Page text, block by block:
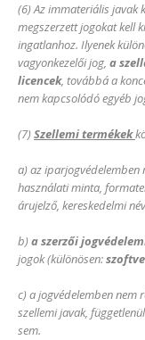
(6) Az immateriális javak
megszerzett jogokat kell
ingatlanhoz. Ilyenek
vagyonkezelői jog, a
licencek, továbbá a
nem kapcsolódó egyéb
(7) Szellemi termékek
a) az iparjogvédelemben
használati minta,
árujelző, kereskedelmi
b) a szerzői
jogok (különösen:
c) a jogvédelemben nem
szellemi javak,
sem.